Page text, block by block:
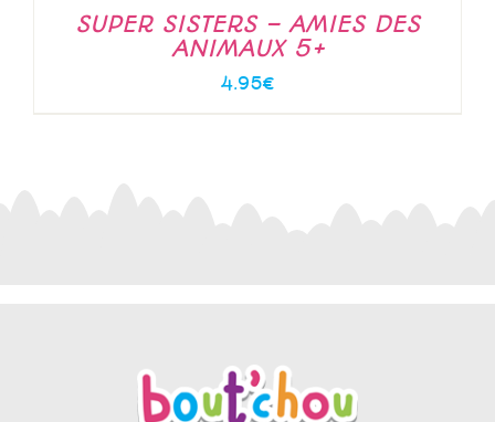
SUPER SISTERS – AMIES DES
ANIMAUX 5+
4.95€